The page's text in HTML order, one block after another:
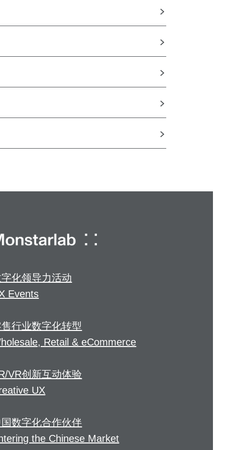
化领导力活动
Events
行业数字化转型
Retail & eCommerce
VR创新互动体验
UX
数字化合作伙伴
the Chinese Market